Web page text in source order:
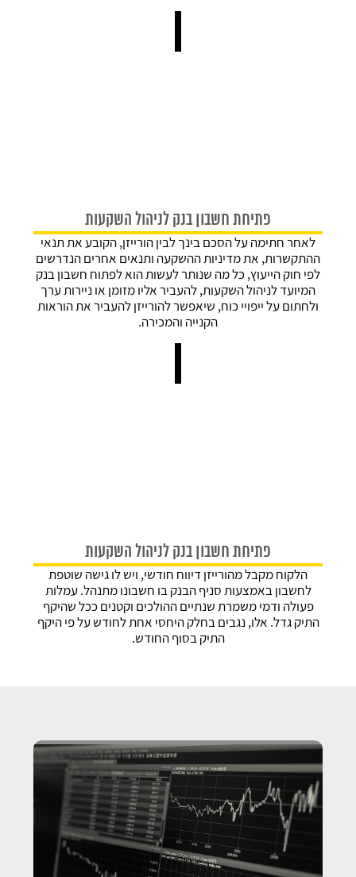
קראתי ואני מאשר/ת אתמדיניות הפרטיות של האתר, ומסכים/ה
לשמירת המידע לצורך טיפול בפנייתי (חובה)
פתיחת חשבון בנק לניהול השקעות
לאחר חתימה על הסכם בינך לבין הורייזן, הקובע את תנאי
ההתקשרות, את מדיניות ההשקעה ותנאים אחרים הנדרשים
לפי חוק הייעוץ, כל מה שנותר לעשות הוא לפתוח חשבון בנק
המיועד לניהול השקעות, להעביר אליו מזומן או ניירות ערך
ולחתום על ייפויי כוח, שיאפשר להורייזן להעביר את הוראות
הקנייה והמכירה.
פתיחת חשבון בנק לניהול השקעות
הלקוח מקבל מהורייזן דיווח חודשי, ויש לו גישה שוטפת
לחשבון באמצעות סניף הבנק בו חשבונו מתנהל. עמלות
פעולה ודמי משמרת שנתיים ההולכים וקטנים ככל שהיקף
התיק גדל. אלו, נגבים בחלק היחסי אחת לחודש על פי היקף
התיק בסוף החודש.